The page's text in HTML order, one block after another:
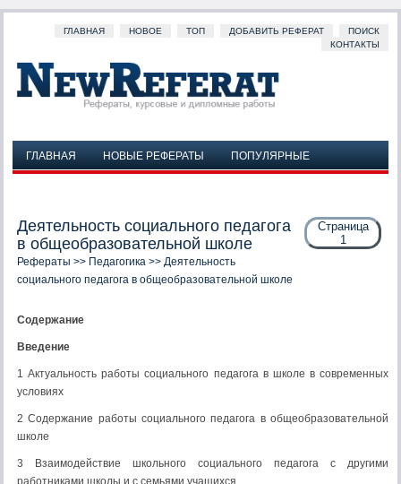
ГЛАВНАЯ НОВОЕ ТОП ДОБАВИТЬ РЕФЕРАТ
ПОИСК
КОНТАКТЫ
ГЛАВНАЯ НОВЫЕ РЕФЕРАТЫ
ПОПУЛЯРНЫЕ
Страница
1
Деятельность социального педагога
в общеобразовательной школе
Рефераты >> Педагогика >> Деятельность
социального педагога в общеобразовательной школе
Содержание
Введение
1 Актуальность работы социального педагога в школе в современных
условиях
2 Содержание работы социального педагога в общеобразовательной
школе
3 Взаимодействие школьного социального педагога с другими
работниками школы и с семьями учащихся